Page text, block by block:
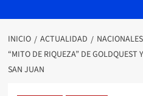
INICIO ACTUALIDAD NACIONALES
“MITO DE RIQUEZA” DE GOLDQUEST
SAN JUAN